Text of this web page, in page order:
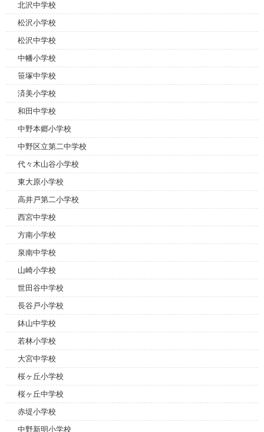
北沢中学校
松沢小学校
松沢中学校
中幡小学校
笹塚中学校
済美小学校
和田中学校
中野本郷小学校
中野区立第二中学校
代々木山谷小学校
東大原小学校
高井戸第二小学校
西宮中学校
方南小学校
泉南中学校
山崎小学校
世田谷中学校
長谷戸小学校
鉢山中学校
若林小学校
大宮中学校
桜ヶ丘小学校
桜ヶ丘中学校
赤堤小学校
中野新明小学校